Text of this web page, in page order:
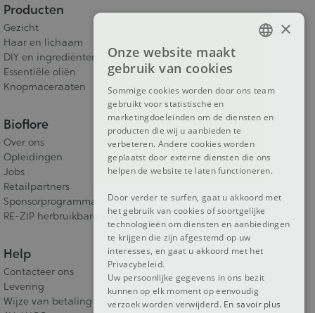
Producten
Gezicht
Haar en lichaam
DIY en ingrediënten
Essentiële oliën
Knopmaceraaten
Bioflore
Over ons
Opleidingen
Jobs
Retailpartners
Sponsorprogramma
RE-ZIP herbruikbare verpakking
Help
Contacteer ons
Levering
Wijze van betaling
×
Onze website maakt
gebruik van cookies
Sommige cookies worden door ons team
gebruikt voor statistische en
marketingdoeleinden om de diensten en
producten die wij u aanbieden te
verbeteren. Andere cookies worden
geplaatst door externe diensten die ons
helpen de website te laten functioneren.
Door verder te surfen, gaat u akkoord met
het gebruik van cookies of soortgelijke
technologieën om diensten en aanbiedingen
te krijgen die zijn afgestemd op uw
interesses, en gaat u akkoord met het
Privacybeleid.
Uw persoonlijke gegevens in ons bezit
kunnen op elk moment op eenvoudig
verzoek worden verwijderd. En savoir plus